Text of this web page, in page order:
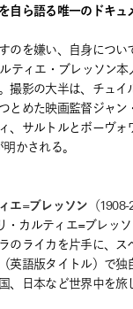
自ら語る唯一のドキュ
のを嫌い、自身につ
ティエ・ブレッソン
撮影の大半は、チュ
とめた映画監督ジャ
、サルトルとボーヴォ
かされる。
エ=ブレッソン（1908-
・カルティエ=ブレッ
のライカを片手に、
（英語版タイトル）で
、日本など世界中を旅